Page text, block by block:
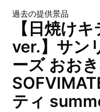
過去の提供景品
【日焼け
ver.】サン
ーズ おお
ティ